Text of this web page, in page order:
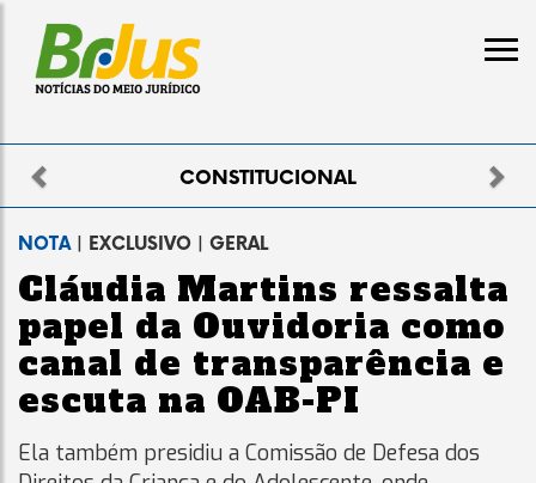
ELEITORAL
Previous
NOTA| EXCLUSIVO | GERAL
Cláudia Martins ressalta
papel da Ouvidoria como
canal de transparência e
escuta na OAB-PI
Ela também presidiu a Comissão de Defesa dos